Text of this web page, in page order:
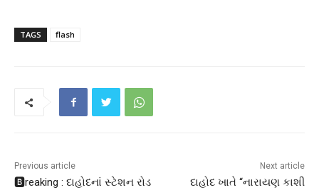
TAGS flash
Previous article
🅱️reaking : દાહોદનાં સ્ટેશન રોડ
Next article
દાહોદ ખાતે “નારાયણ કાશી